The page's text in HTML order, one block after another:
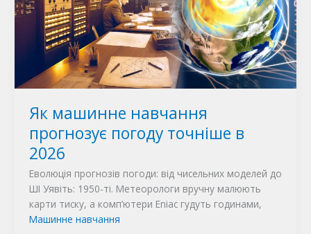
Як машинне навчання
прогнозує погоду точніше в
2026
Еволюція прогнозів погоди: від чисельних моделей до
ШІ Уявіть: 1950-ті. Метеорологи вручну малюють
карти тиску, а комп’ютери Eniac гудуть годинами,
Машинне навчання